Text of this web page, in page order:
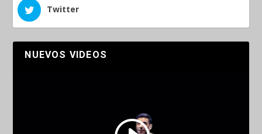
Twitter
NUEVOS VIDEOS